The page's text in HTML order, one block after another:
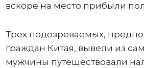
вскоре на место прибыли
Трех подозреваемых,
граждан Китая, вывели из
мужчины путешествовали